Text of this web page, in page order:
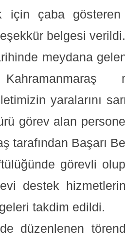
için çaba
belgesi verildi.
meydana
yaralarını
görev alan
tarafından Başarı
görevli
destek
takdim edildi.
düzenlenen